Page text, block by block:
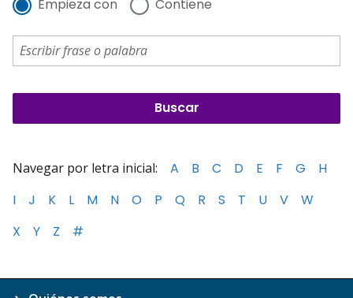
Empieza con Contiene
Navegar por letra inicial: A B C D E F G
H
I
J K L M N O P Q R S T U V
W
X
Y Z #